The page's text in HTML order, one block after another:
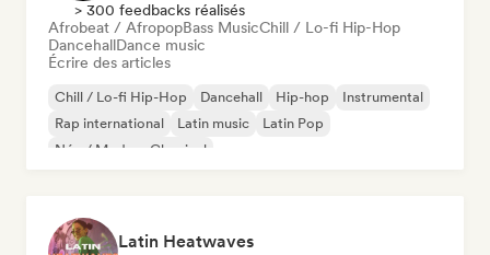
> 300 feedbacks réalisés
Afrobeat / AfropopBass MusicChill / Lo-fi Hip-Hop
DancehallDance music
Écrire des articles
Chill / Lo-fi Hip-Hop Dancehall Hip-hop
Instrumental
Rap international
Latin music
Latin Pop
Néo / Modern Classical
Latin Heatwaves